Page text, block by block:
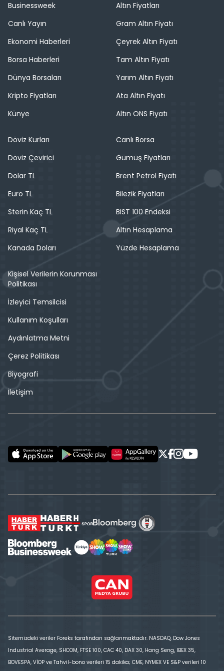
Businessweek
Canlı Yayın
Ekonomi Haberleri
Borsa Haberleri
Dünya Borsaları
Kripto Fiyatları
Künye
Altın Fiyatları
Gram Altın Fiyatı
Çeyrek Altın Fiyatı
Tam Altın Fiyatı
Yarım Altın Fiyatı
Ata Altın Fiyatı
Altın ONS Fiyatı
Döviz Kurları
Döviz Çevirici
Dolar TL
Euro TL
Sterin Kaç TL
Riyal Kaç TL
Kanada Doları
Canlı Borsa
Gümüş Fiyatları
Brent Petrol Fiyatı
Bilezik Fiyatları
BIST 100 Endeksi
Altın Hesaplama
Yüzde Hesaplama
Kişisel Verilerin Korunması
Politikası
İzleyici Temsilcisi
Kullanım Koşulları
Aydınlatma Metni
Çerez Politikası
Biyografi
İletişim
Sitemizdeki veriler Foreks tarafından sağlanmaktadır. NASDAQ, Dow Jones
Industrial Average, SHCOM, FTSE 100, CAC 40, DAX 30, Hang Seng, IBEX 35,
BOVESPA, VİOP ve Tahvil-bono verileri 15 dakika; CME, NYMEX VE S&P verileri 10